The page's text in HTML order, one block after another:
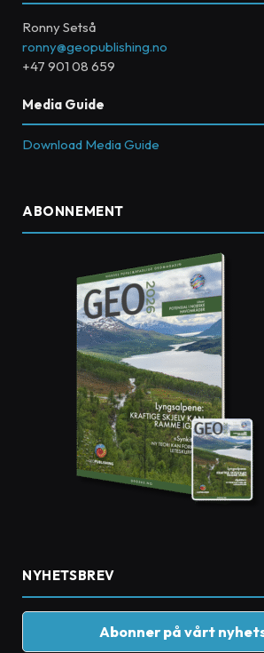
Ronny Setså
ronny@geopublishing.no
+47 901 08 659
Media Guide
Download Media Guide
ABONNEMENT
NYHETSBREV
Abonner på vårt